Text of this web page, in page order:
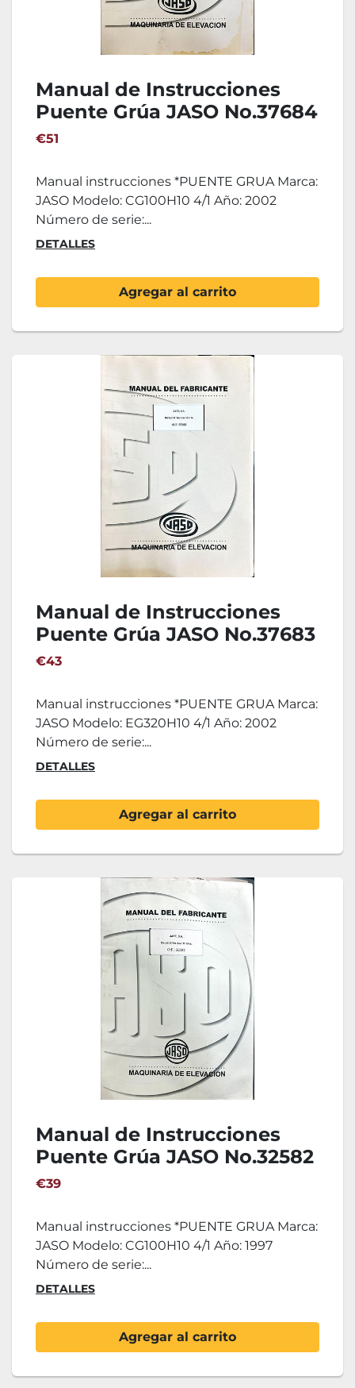
Manual de Instrucciones
Puente Grúa JASO No.37684
€51
Manual instrucciones *PUENTE GRUA Marca:
JASO Modelo: CG100H10 4/1 Año: 2002
Número de serie:...
DETALLES
Agregar al carrito
Manual de Instrucciones
Puente Grúa JASO No.37683
€43
Manual instrucciones *PUENTE GRUA Marca:
JASO Modelo: EG320H10 4/1 Año: 2002
Número de serie:...
DETALLES
Agregar al carrito
Manual de Instrucciones
Puente Grúa JASO No.32582
€39
Manual instrucciones *PUENTE GRUA Marca:
JASO Modelo: CG100H10 4/1 Año: 1997
Número de serie:...
DETALLES
Agregar al carrito